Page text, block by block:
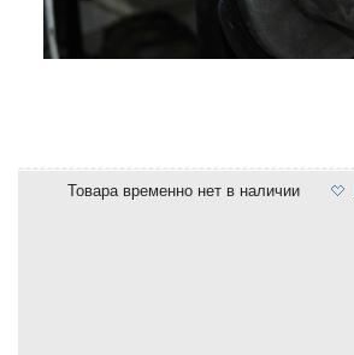
Товара временно нет в наличии